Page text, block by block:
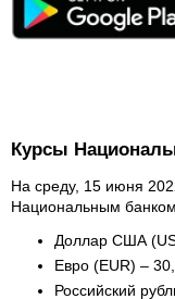
Курсы
На среду, 15 июня
Национальным
Доллар США
Евро (EUR) –
Российский